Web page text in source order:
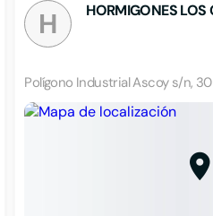
H HORMIGONES LOS
Polígono Industrial Ascoy s/n,